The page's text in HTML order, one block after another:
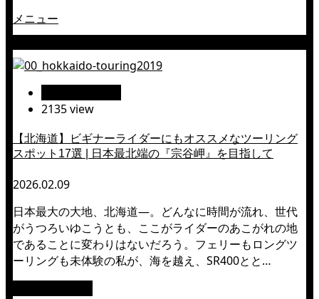
メニュー
2135 view
【北海道】ビギナーライダーにもオススメなツーリング
スポット17選 | 日本最北端の『宗谷岬』を目指して
2026.02.09
日本最大の大地、北海道―。どんなに時間が流れ、世代
がうつろいゆこうとも、ここがライダーのあこがれの地
であることに変わりはないだろう。フェリーもロングツ
ーリングも未体験の私が、海を越え、SR400とと…